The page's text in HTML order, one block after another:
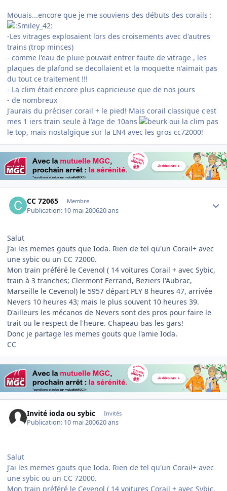
Mouais...encore que je me souviens des débuts des corails :
-Les vitrages explosaient lors des croisements avec d'autres
trains (trop minces)
- comme l'eau de pluie pouvait entrer faute de vitrage , les
plaques de plafond se decollaient et la moquette n'aimait pas
du tout ce traitement !!!
- La clim était encore plus capricieuse que de nos jours
- de nombreux
J'aurais du préciser corail + le pied! Mais corail classique c'est
mes 1 iers train seule à l'age de 10ans
oui la clim pas
le top, mais nostalgique sur la LN4 avec les gros cc72000!
CC 72065 Membre
Publication: 10 mai 200620 ans
Salut
J'ai les memes gouts que Ioda. Rien de tel qu'un Corail+ avec
une sybic ou un CC 72000.
Mon train préféré le Cevenol ( 14 voitures Corail + avec Sybic,
train à 3 tranches; Clermont Ferrand, Beziers l'Aubrac,
Marseille le Cevenol) le 5957 départ PLY 8 heures 47, arrivée
Nevers 10 heures 43; mais le plus souvent 10 heures 39.
D'ailleurs les mécanos de Nevers sont des pros pour faire le
trait ou le respect de l'heure. Chapeau bas les gars!
Donc je partage les memes gouts que l'amie Ioda.
CC
Invité ioda ou sybic Invités
Publication: 10 mai 200620 ans
Salut
J'ai les memes gouts que Ioda. Rien de tel qu'un Corail+ avec
une sybic ou un CC 72000.
Mon train préféré le Cevenol ( 14 voitures Corail + avec Sybic,